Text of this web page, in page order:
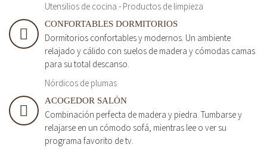
Utensilios de cocina - Productos de limpieza
CONFORTABLES DORMITORIOS
Dormitorios confortables y modernos. Un ambiente
relajado y cálido con suelos de madera y cómodas camas
para su total descanso.
Nórdicos de plumas
ACOGEDOR SALÓN
Combinación perfecta de madera y piedra. Tumbarse y
relajarse en un cómodo sofá, mientras lee o ver su
programa favorito de tv.